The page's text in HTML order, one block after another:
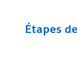
Étapes